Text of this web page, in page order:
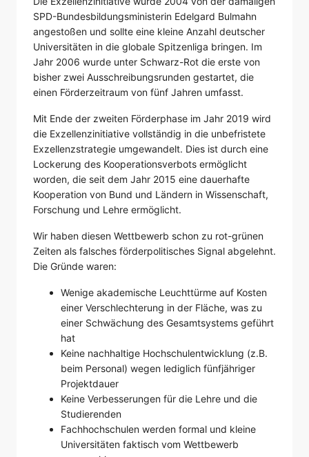
SPD-Bundesbildungsministerin Edelgard Bulmahn
angestoßen und sollte eine kleine Anzahl deutscher
Universitäten in die globale Spitzenliga bringen. Im
Jahr 2006 wurde unter Schwarz-Rot die erste von
bisher zwei Ausschreibungsrunden gestartet, die
einen Förderzeitraum von fünf Jahren umfasst.
Mit Ende der zweiten Förderphase im Jahr 2019 wird
die Exzellenzinitiative vollständig in die unbefristete
Exzellenzstrategie umgewandelt. Dies ist durch eine
Lockerung des Kooperationsverbots ermöglicht
worden, die seit dem Jahr 2015 eine dauerhafte
Kooperation von Bund und Ländern in Wissenschaft,
Forschung und Lehre ermöglicht.
Wir haben diesen Wettbewerb schon zu rot-grünen
Zeiten als falsches förderpolitisches Signal abgelehnt.
Die Gründe waren:
Wenige akademische Leuchttürme auf Kosten
einer Verschlechterung in der Fläche, was zu
einer Schwächung des Gesamtsystems geführt
hat
Keine nachhaltige Hochschulentwicklung (z.B.
beim Personal) wegen lediglich fünfjähriger
Projektdauer
Keine Verbesserungen für die Lehre und die
Studierenden
Fachhochschulen werden formal und kleine
Universitäten faktisch vom Wettbewerb